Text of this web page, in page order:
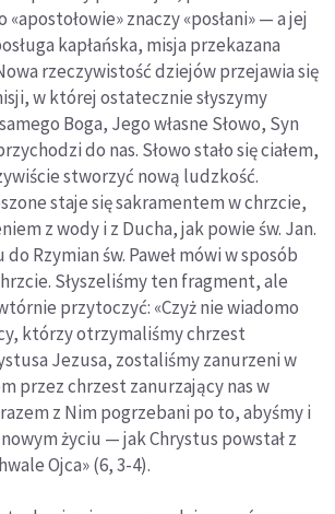
«apostołowie» znaczy «posłani» — a jej
kapłańska, misja przekazana
rzeczywistość dziejów przejawia się
w której ostatecznie słyszymy
Boga, Jego własne Słowo, Syn
do nas. Słowo stało się ciałem,
stworzyć nową ludzkość.
staje się sakramentem w chrzcie,
z wody i z Ducha, jak powie św. Jan.
Rzymian św. Paweł mówi w sposób
Słyszeliśmy ten fragment, ale
przytoczyć: «Czyż nie wiadomo
którzy otrzymaliśmy chrzest
Jezusa, zostaliśmy zanurzeni w
przez chrzest zanurzający nas w
z Nim pogrzebani po to, abyśmy i
życiu — jak Chrystus powstał z
Ojca» (6, 3-4).